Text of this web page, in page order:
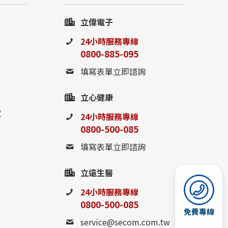
免費專線
立偉電子
24小時服務專線
0800-885-095
填寫表單立即諮詢
立心健康
24小時服務專線
0800-500-085
填寫表單立即諮詢
立遠生醫
24小時服務專線
0800-500-085
service@secom.com.tw